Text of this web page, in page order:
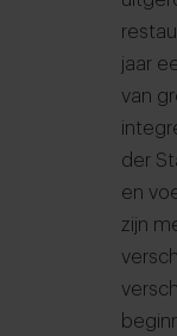
jaar
van
der
en
zijn